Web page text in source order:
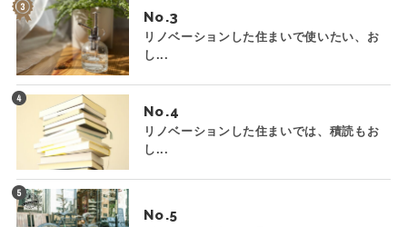
No.
リノベーションした住まいで使いたい、お
し...
No.
リノベーションした住まいでは、積読もお
し...
No.